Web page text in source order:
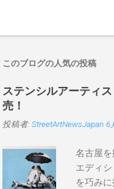
このブログの人気の投稿
ステンシルアーティ
売！
投稿者: StreetArtNewsJapan 6
名古屋
エディ
を巧み